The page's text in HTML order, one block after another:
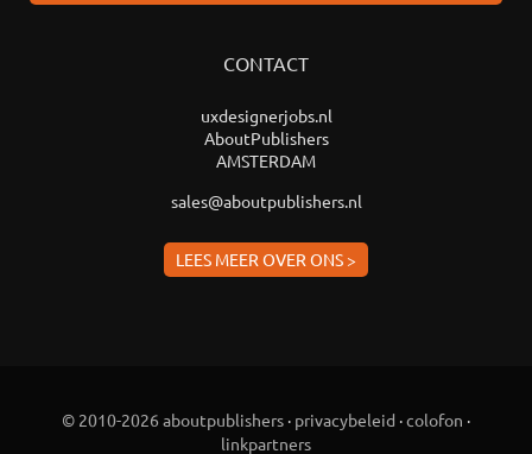
CONTACT
uxdesignerjobs.nl
AboutPublishers
AMSTERDAM
sales@aboutpublishers.nl
LEES MEER OVER ONS >
© 2010-2026 aboutpublishers · privacybeleid ·colofon ·
linkpartners